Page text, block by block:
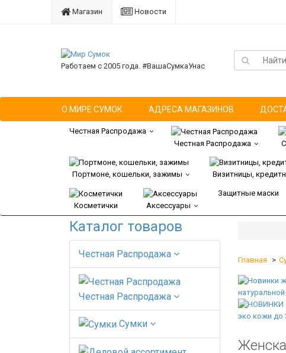
Магазин Новости
Работаем с 2005 года. #ВашаСумкаУнас
О МИРЕ СУМОК АДРЕСА МАГАЗИНОВ
Честная Распродажа
Честная Распродажа
Портмоне, кошельки, зажимы Визитницы,
Косметички Аксессуары
Защитные маски
Каталог товаров
Честная Распродажа
Честная Распродажа
Сумки
Главная